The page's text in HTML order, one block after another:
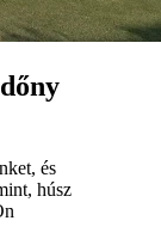
és
húsz